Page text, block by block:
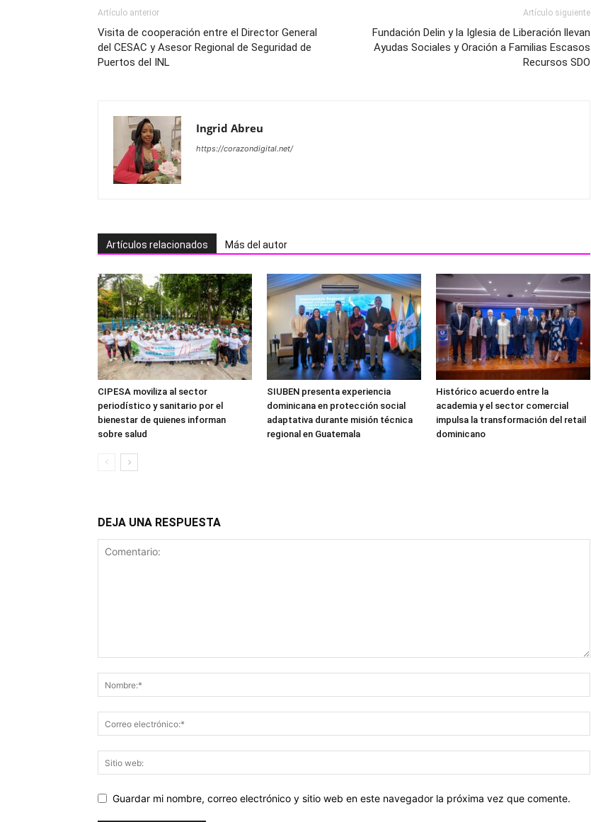
Artículo anterior
Visita de cooperación entre el Director General
del CESAC y Asesor Regional de Seguridad de
Puertos del INL
Artículo siguiente
Fundación Delin y la Iglesia de Liberación llevan
Ayudas Sociales y Oración a Familias Escasos
Recursos SDO
Ingrid Abreu
https://corazondigital.net/
Artículos relacionados Más del autor
CIPESA moviliza al sector
periodístico y sanitario por el
bienestar de quienes informan
sobre salud
SIUBEN presenta experiencia
dominicana en protección social
adaptativa durante misión técnica
regional en Guatemala
Histórico acuerdo entre la
academia y el sector comercial
impulsa la transformación del retail
dominicano
DEJA UNA RESPUESTA
Guardar mi nombre, correo electrónico y sitio web en este navegador la próxima vez que comente.